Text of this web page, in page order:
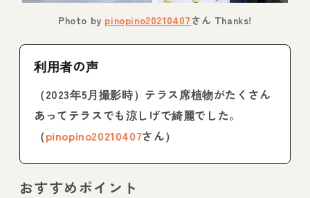
Photo by pinopino20210407さん Thanks!
利用者の声
（2023年5月撮影時）テラス席植物がたくさん
あってテラスでも涼しげで綺麗でした。
（pinopino20210407さん）
おすすめポイント